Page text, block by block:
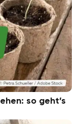
so geht’s